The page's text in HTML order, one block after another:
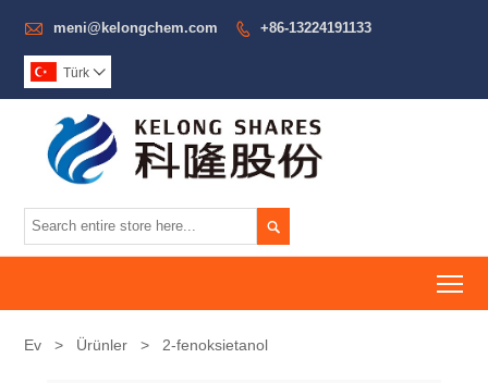
 meni@kelongchem.com  +86-13224191133
Türk 

Ev > Ürünler > 2-fenoksietanol